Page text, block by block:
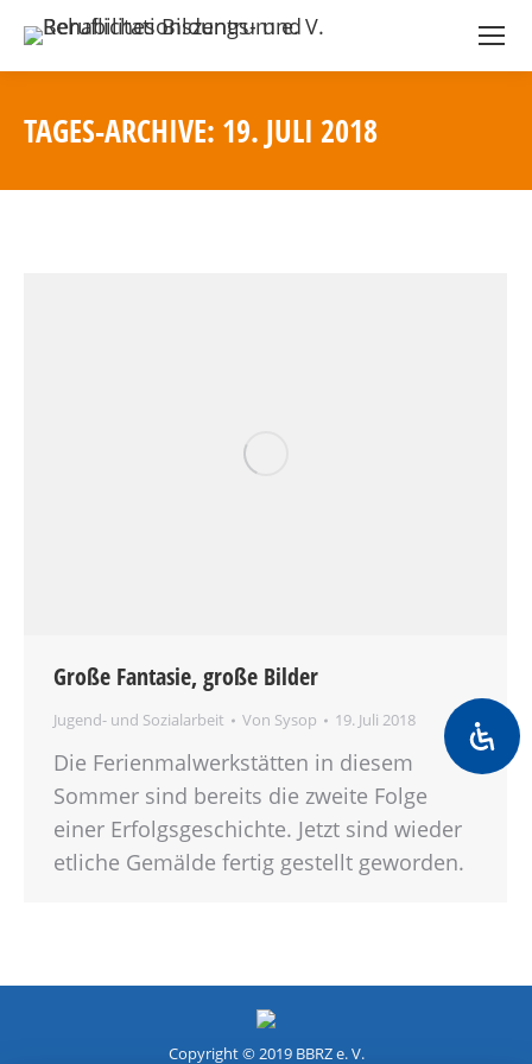
TAGES-ARCHIVE: 19. JULI 2018
Große Fantasie, große Bilder
Jugend- und Sozialarbeit Von Sysop 19. Juli 2018
Die Ferienmalwerkstätten in diesem
Sommer sind bereits die zweite Folge
einer Erfolgsgeschichte. Jetzt sind wieder
etliche Gemälde fertig gestellt geworden.
Copyright © 2019 BBRZ e. V.